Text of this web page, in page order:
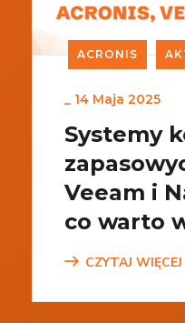
ACRONIS
_ 14 Maja 2025
Systemy
Veeam i
co warto
CZYTAJ WIĘCEJ